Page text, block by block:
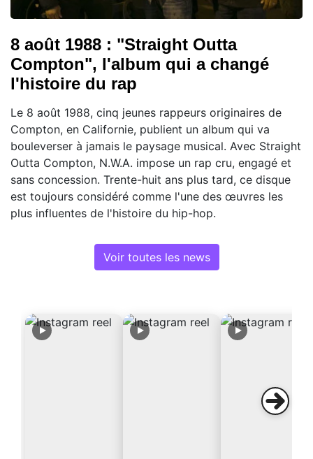
8 août 1988 : "Straight Outta
Compton", l'album qui a changé
l'histoire du rap
Le 8 août 1988, cinq jeunes rappeurs originaires de
Compton, en Californie, publient un album qui va
bouleverser à jamais le paysage musical. Avec Straight
Outta Compton, N.W.A. impose un rap cru, engagé et
sans concession. Trente-huit ans plus tard, ce disque
est toujours considéré comme l'une des œuvres les
plus influentes de l'histoire du hip-hop.
Voir toutes les news